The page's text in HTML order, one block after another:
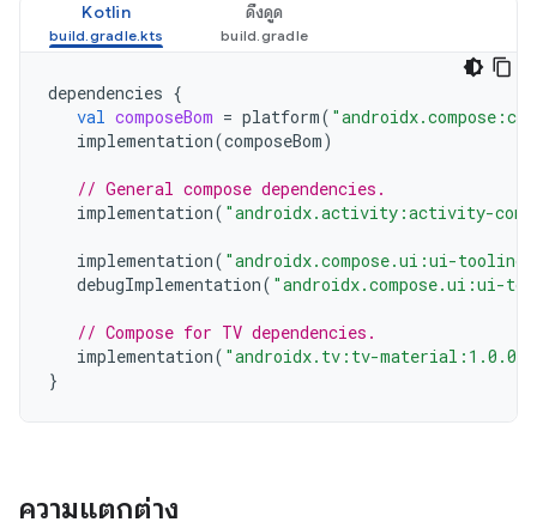
Kotlin ดึงดูด
dependencies {
val composeBom = platform(
implementation(composeBom)
// General compose dependencies.
implementation( "androidx.activity:activity-
implementation( "androidx.compose.ui:ui-tooling-
debugImplementation( "androidx.compose.ui:ui-
// Compose for TV dependencies.
implementation( "androidx.tv:tv-material:1.0.0"
}
ความแตกต่าง